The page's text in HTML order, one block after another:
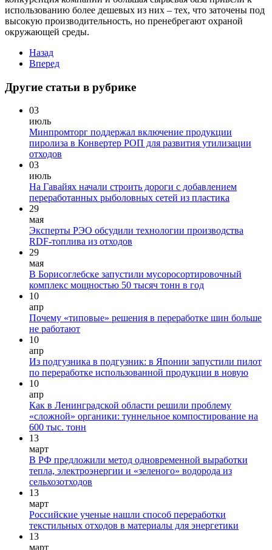
использованию более дешевых из них – тех, что заточены под
высокую производительность, но пренебрегают охраной
окружающей среды.
Назад
Вперед
Другие статьи в рубрике
03
июль
Минпромторг поддержал включение продукции
пиролиза в Конвертер РОП для развития утилизации
отходов
03
июль
На Гавайях начали строить дороги с добавлением
переработанных рыболовных сетей из пластика
29
мая
Эксперты РЭО обсудили технологии производства
RDF-топлива из отходов
29
мая
В Борисоглебске запустили мусоросортировочный
комплекс мощностью 50 тысяч тонн в год
10
апр
Почему «типовые» решения в переработке шин больше
не работают
10
апр
Из подгузника в подгузник: в Японии запустили пилот
по переработке использованной продукции в новую
10
апр
Как в Ленинградской области решили проблему
«сложной» органики: туннельное компостирование на
600 тыс. тонн
13
март
В РФ предложили метод одновременной выработки
тепла, электроэнергии и «зеленого» водорода из
сельхозотходов
13
март
Российские ученые нашли способ переработки
текстильных отходов в материалы для энергетики
13
март